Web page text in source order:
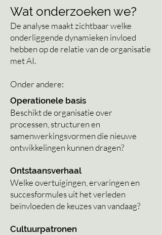
Wat onderzoeken we?
De analyse maakt zichtbaar welke
onderliggende dynamieken invloed
hebben op de relatie van de organisatie
met AI.
Onder andere:
Operationele basis
Beschikt de organisatie over
processen, structuren en
samenwerkingsvormen die nieuwe
ontwikkelingen kunnen dragen?
Ontstaansverhaal
Welke overtuigingen, ervaringen en
succesformules uit het verleden
beïnvloeden de keuzes van vandaag?
Cultuurpatronen